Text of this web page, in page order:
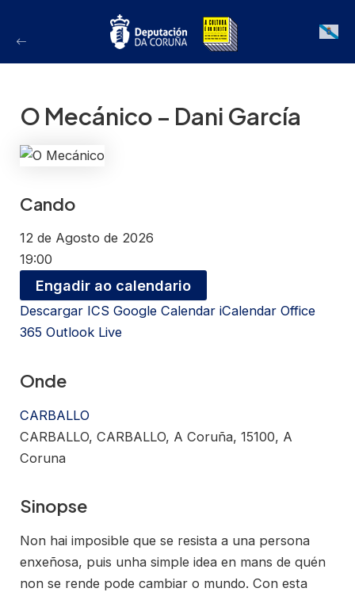
Galician
O Mecánico – Dani García
Cando
12 de Agosto de 2026
19:00
Engadir ao calendario
Descargar ICS Google Calendar iCalendar Office
365 Outlook Live
Onde
CARBALLO
CARBALLO, CARBALLO, A Coruña, 15100, A
Coruna
Sinopse
Non hai imposible que se resista a una persona
enxeñosa, puis unha simple idea en mans de quén
non se rende pode cambiar o mundo. Con esta